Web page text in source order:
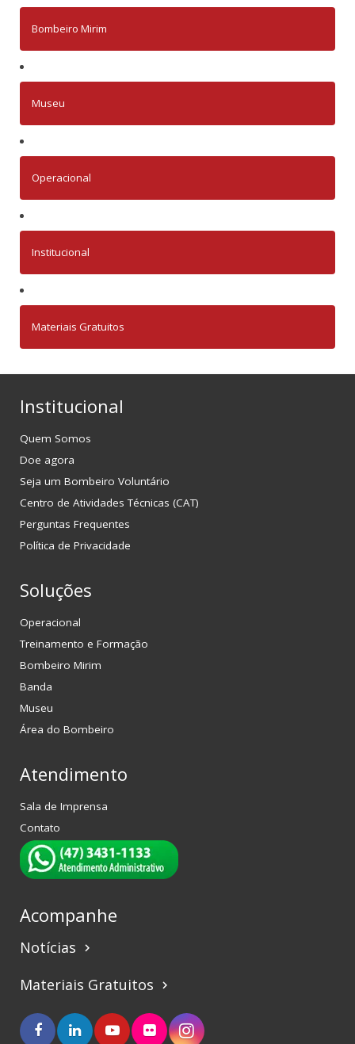
Bombeiro Mirim
Museu
Operacional
Institucional
Materiais Gratuitos
Institucional
Quem Somos
Doe agora
Seja um Bombeiro Voluntário
Centro de Atividades Técnicas (CAT)
Perguntas Frequentes
Política de Privacidade
Soluções
Operacional
Treinamento e Formação
Bombeiro Mirim
Banda
Museu
Área do Bombeiro
Atendimento
Sala de Imprensa
Contato
Acompanhe
Notícias keyboard_arrow_right
Materiais Gratuitos keyboard_arrow_right